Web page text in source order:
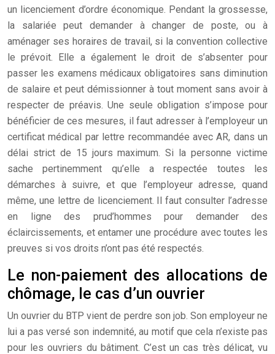
un licenciement d’ordre économique. Pendant la grossesse,
la salariée peut demander à changer de poste, ou à
aménager ses horaires de travail, si la convention collective
le prévoit. Elle a également le droit de s’absenter pour
passer les examens médicaux obligatoires sans diminution
de salaire et peut démissionner à tout moment sans avoir à
respecter de préavis. Une seule obligation s’impose pour
bénéficier de ces mesures, il faut adresser à l’employeur un
certificat médical par lettre recommandée avec AR, dans un
délai strict de 15 jours maximum. Si la personne victime
sache pertinemment qu’elle a respectée toutes les
démarches à suivre, et que l’employeur adresse, quand
même, une lettre de licenciement. Il faut consulter l’adresse
en ligne des prud’hommes pour demander des
éclaircissements, et entamer une procédure avec toutes les
preuves si vos droits n’ont pas été respectés.
Le non-paiement des allocations de
chômage, le cas d’un ouvrier
Un ouvrier du BTP vient de perdre son job. Son employeur ne
lui a pas versé son indemnité, au motif que cela n’existe pas
pour les ouvriers du bâtiment. C’est un cas très délicat, vu